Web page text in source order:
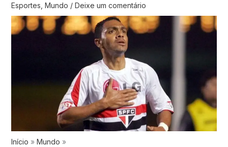
Esportes Mundo / Deixe um comentário
Início
Mundo